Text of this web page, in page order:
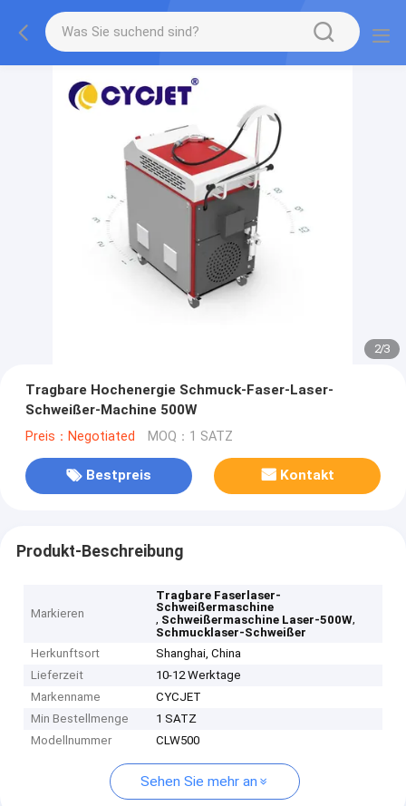
2/3
Tragbare Hochenergie Schmuck-Faser-Laser-
Schweißer-Machine 500W
Preis：Negotiated MOQ：1 SATZ
Bestpreis Kontakt
Produkt-Beschreibung
Markieren
Tragbare Faserlaser-
Schweißermaschine
, Schweißermaschine Laser-500W,
Schmucklaser-Schweißer
Herkunftsort
Shanghai, China
Lieferzeit
10-12 Werktage
Markenname
CYCJET
Min Bestellmenge
1 SATZ
Modellnummer
CLW500
Sehen Sie mehr an